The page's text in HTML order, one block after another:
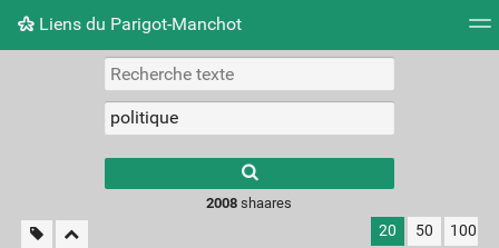
Liens du Parigot-Manchot
Nuage de tags Mur d'images
2008 shaares
20 50 100